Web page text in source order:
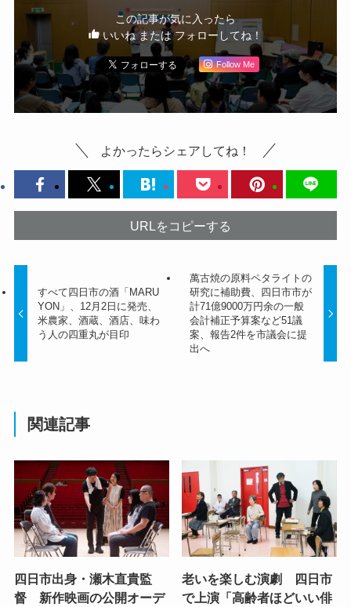
この記事が気に入ったら
いいね または フォローしてね！
Follow Me
よかったらシェアしてね！
URLをコピーする
すべて四日市の酒「MARU
YON」、12月2日に発売、
米農家、酒蔵、酒店、味わ
う人の四重丸が目印
萬古焼の原料ペタライトの
研究に補助費、四日市市が
計71億9000万円余の一般
会計補正予算案など51議
案、報告2件を市議会に提
出へ
関連記事
四日市出身・瀬木直貴監
督 新作映画の公開オーデ
老いを楽しむ演劇 四日市
で上演「高齢者ほどいい俳